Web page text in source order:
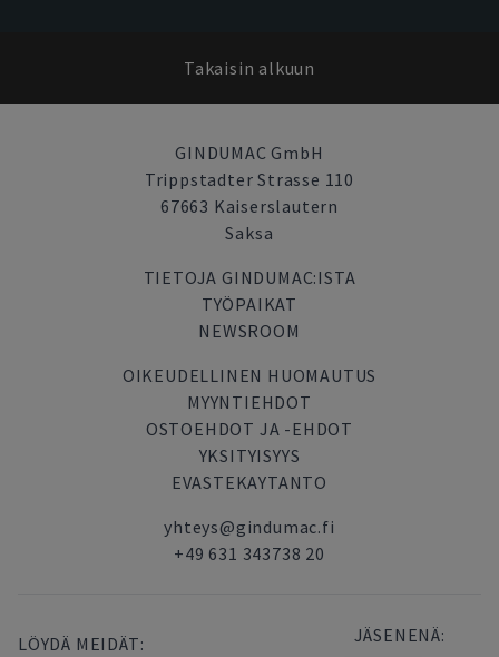
Takaisin alkuun
GINDUMAC GmbH
Trippstadter Strasse 110
67663 Kaiserslautern
Saksa
TIETOJA GINDUMAC:ISTA
TYÖPAIKAT
NEWSROOM
OIKEUDELLINEN HUOMAUTUS
MYYNTIEHDOT
OSTOEHDOT JA -EHDOT
YKSITYISYYS
EVASTEKAYTANTO
yhteys@gindumac.fi
+49 631 343738 20
LÖYDÄ MEIDÄT: JÄSENENÄ: